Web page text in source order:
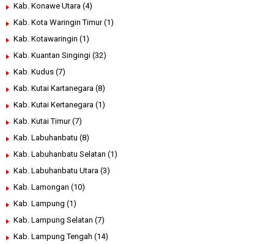
Kab. Konawe Utara (4)
Kab. Kota Waringin Timur (1)
Kab. Kotawaringin (1)
Kab. Kuantan Singingi (32)
Kab. Kudus (7)
Kab. Kutai Kartanegara (8)
Kab. Kutai Kertanegara (1)
Kab. Kutai Timur (7)
Kab. Labuhanbatu (8)
Kab. Labuhanbatu Selatan (1)
Kab. Labuhanbatu Utara (3)
Kab. Lamongan (10)
Kab. Lampung (1)
Kab. Lampung Selatan (7)
Kab. Lampung Tengah (14)